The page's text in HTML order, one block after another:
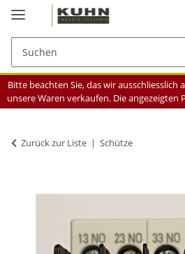
Bitte beachten Sie, das wir ausschliesslich
unsere Waren verkaufen. Die angezeigten
Zurück zur Liste Schütze